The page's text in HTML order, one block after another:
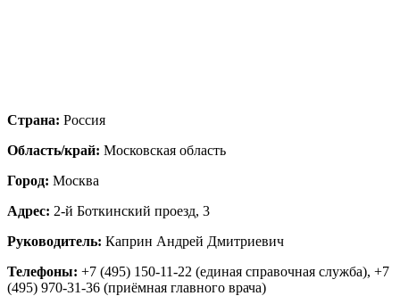
Страна: Россия
Область/край: Московская область
Город: Москва
Адрес: 2-й Боткинский проезд, 3
Руководитель: Каприн Андрей Дмитриевич
Телефоны: +7 (495) 150-11-22 (единая справочная служба), +7
(495) 970-31-36 (приёмная главного врача)